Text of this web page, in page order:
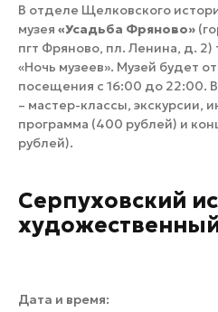
В отделе Щелковского
музея «Усадьба Фряново»
пгт Фряново, пл. Ленина, д.
«Ночь музеев». Музей будет
посещения с 16:00 до 22:00.
– мастер-классы, экскурсии,
программа (400 рублей) и
рублей).
Серпуховский
Дата и время: